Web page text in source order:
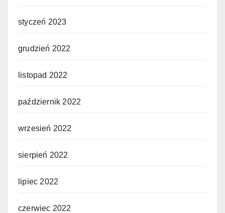
styczeń 2023
grudzień 2022
listopad 2022
październik 2022
wrzesień 2022
sierpień 2022
lipiec 2022
czerwiec 2022